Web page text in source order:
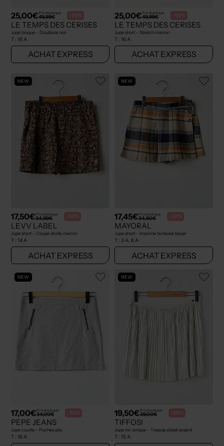
25,00€Prix boutique :
49,99€ -50%
LE TEMPS DES CERISES
Jupe longue - Doublure noir
T : 16 A
ACHAT EXPRESS
25,00€Prix boutique :
49,99€ -50%
LE TEMPS DES CERISES
Jupe short - Stretch marron
T : 16 A
ACHAT EXPRESS
NEW
17,50€Prix boutique :
34,99€ -50%
LEVV LABEL
Jupe short - Coupe droite marron
T : 14 A
ACHAT EXPRESS
NEW
17,45€Prix boutique :
34,90€ -50%
MAYORAL
Jupe short - Imprimé fantaisie beige
T : 3 A, 6 A
ACHAT EXPRESS
NEW
17,00€Prix boutique :
34,00€ -50%
PEPE JEANS
Jupe courte - Poches gris
T : 16 A
NEW
19,50€Prix boutique :
39,00€ -50%
TIFFOSI
Jupe mi-longue - Tissage plissé argent
T : 15 A